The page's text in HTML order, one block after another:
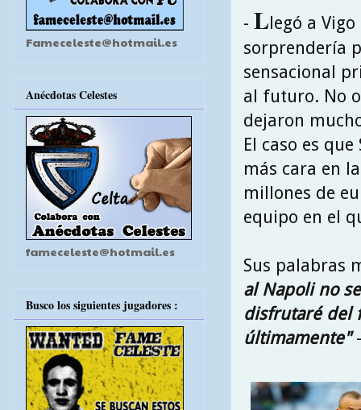
- Llegó a
sorprendería
sensacional
al futuro. No
dejaron
El caso es
más cara en
millones de
equipo en el
Sus palabras
al Napoli no
disfrutaré del
últimamente"-
Fameceleste@hotmail.es
Anécdotas Celestes
fameceleste@hotmail.es
Busco los siguientes jugadores :